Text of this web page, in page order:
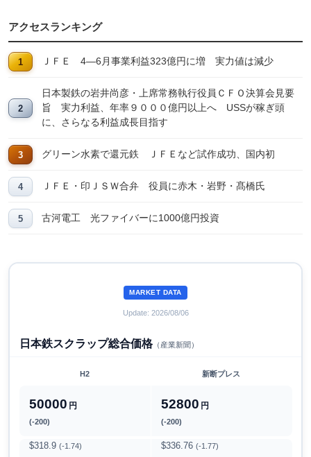
アクセスランキング
ＪＦＥ 4―6月事業利益323億円に増 実力値は減少
日本製鉄の岩井尚彦・上席常務執行役員ＣＦＯ決算会見要
旨 実力利益、年率９０００億円以上へ USSが稼ぎ頭
に、さらなる利益成長目指す
グリーン水素で還元鉄 ＪＦＥなど試作成功、国内初
ＪＦＥ・印ＪＳＷ合弁 役員に赤木・岩野・髙橋氏
古河電工 光ファイバーに1000億円投資
MARKET DATA
Update: 2026/08/06
日本鉄スクラップ総合価格（産業新聞）
H2 新断プレス
50000 円
(-200)
52800 円
(-200)
$318.9 (-1.74) $336.76 (-1.77)